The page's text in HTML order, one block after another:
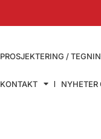
PROSJEKTERING /
KONTAKT NYHETER